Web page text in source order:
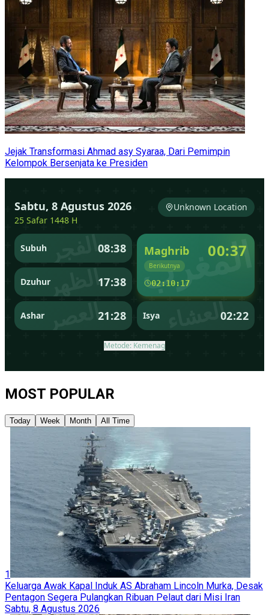
Jejak Transformasi Ahmad asy Syaraa, Dari Pemimpin
Kelompok Bersenjata ke Presiden
MOST POPULAR
Today Week Month All Time
1
Keluarga Awak Kapal Induk AS Abraham Lincoln Murka, Desak
Pentagon Segera Pulangkan Ribuan Pelaut dari Misi Iran
Sabtu, 8 Agustus 2026